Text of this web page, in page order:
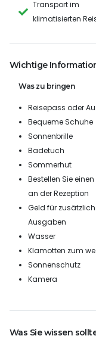
Transport im
klimatisierten
Wichtige
Was zu bringen
Reisepass oder
Bequeme Schuhe
Sonnenbrille
Badetuch
Sommerhut
Bestellen Sie
an der Rezeption
Geld für
Ausgaben
Wasser
Klamotten zum
Sonnenschutz
Kamera
Was Sie wissen